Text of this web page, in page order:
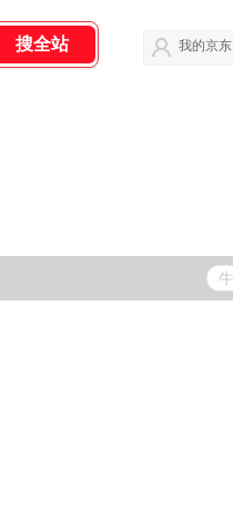
我的京东